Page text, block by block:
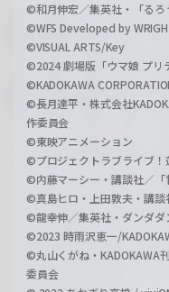
©和月伸宏／集英社・「るろ
©WFS Developed by
©VISUAL ARTS/Key
©2024 劇場版「ウマ娘 プリ
©KADOKAWA
©長月達平・株式会社
作委員会
©東映アニメーション
©プロジェクトラブライブ！
©内藤マーシー・講談社／「
©真島ヒロ・上田敦夫・講談
©龍幸伸／集英社・ダンダダ
©2023 時雨沢恵一/
©丸山くがね・KADOKAWA
委員会